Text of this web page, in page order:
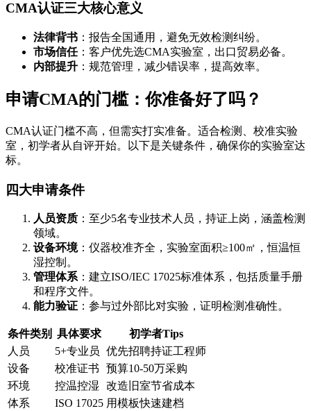
CMA认证三大核心意义
法律背书 ：报告全国通用，避免无效检测纠纷。
市场信任：客户优先选CMA实验室，出口贸易必备。
内部提升 ：规范管理，减少错误率，提高效率。
申请CMA的门槛：你准备好了吗？
CMA认证门槛不高，但需实打实准备。适合检测、校准实验
室，初学者从自评开始。以下是关键条件，确保你的实验室达
标。
四大申请条件
人员资质 ：至少5名专业技术人员，持证上岗，涵盖检测
领域。
设备环境：仪器校准齐全，实验室面积≥100㎡，恒温恒
湿控制。
管理体系 ：建立ISO/IEC 17025标准体系，包括质量手册
和程序文件。
能力验证 ：参与过外部比对实验，证明检测准确性。
条件类别 具体要求
初学者Tips
人员
5+专业员 优先招聘持证工程师
设备
校准证书
预算10-50万采购
环境
控温控湿
改造旧室节省成本
体系
ISO 17025 用模板快速建档